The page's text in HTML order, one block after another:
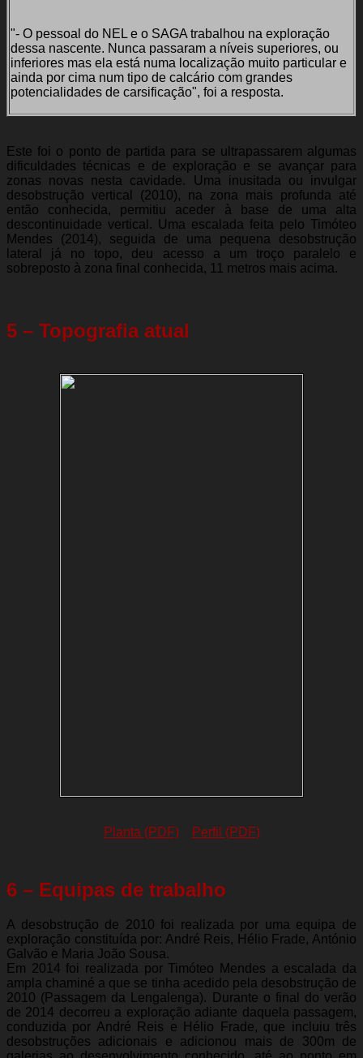
"- O pessoal do NEL e o SAGA trabalhou na exploração
dessa nascente. Nunca passaram a níveis superiores, ou
inferiores mas ela está numa localização muito particular e
ainda por cima num tipo de calcário com grandes
potencialidades de carsificação", foi a resposta.
Este foi o ponto de partida para se ultrapassarem algumas
dificuldades técnicas e de exploração e se avançar para
zonas novas nesta cavidade. Uma inusitada ou invulgar
desobstrução vertical (2010), na zona mais profunda até
então conhecida, permitiu aceder à base de uma alta
descontinuidade vertical. Uma escalada feita pelo Timóteo
Mendes (2014), seguida de uma pequena desobstrução
lateral já no topo, deu acesso a um troço paralelo e
sobreposto à zona final conhecida, 11 metros mais acima.
5 – Topografia atual
Planta (PDF) Perfil (PDF)
6 – Equipas de trabalho
A desobstrução de 2010 foi realizada por uma equipa de
exploração constituída por: André Reis, Hélio Frade, António
Galvão e Maria João Sousa.
Em 2014 foi realizada por Timóteo Mendes a escalada da
ampla chaminé a que se tinha acedido pela desobstrução de
2010 (Passagem da Lengalenga). Durante o final do verão
de 2014 decorreu a exploração adiante daquela passagem,
conduzida por André Reis e Hélio Frade, que incluiu três
desobstruções adicionais e adicionou mais de 300m de